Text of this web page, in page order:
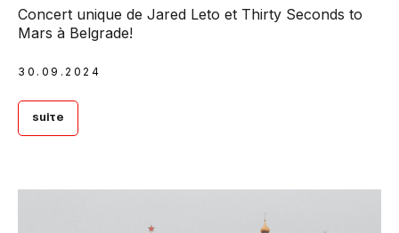
Сoncert unique de Jared Leto et Thirty Seconds to
Mars à Belgrade!
30.09.2024
Suite